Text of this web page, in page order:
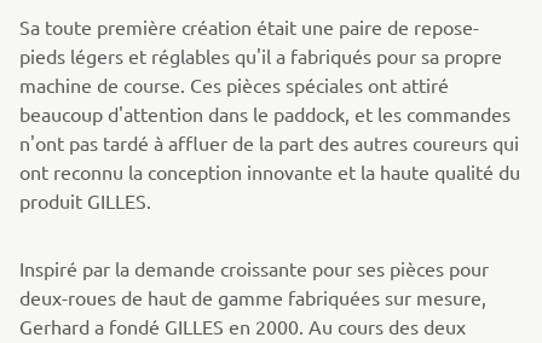
Sa toute première création était une paire de repose-
pieds légers et réglables qu'il a fabriqués pour sa propre
machine de course. Ces pièces spéciales ont attiré
beaucoup d'attention dans le paddock, et les commandes
n'ont pas tardé à affluer de la part des autres coureurs qui
ont reconnu la conception innovante et la haute qualité du
produit GILLES.
Inspiré par la demande croissante pour ses pièces pour
deux-roues de haut de gamme fabriquées sur mesure,
Gerhard a fondé GILLES en 2000. Au cours des deux